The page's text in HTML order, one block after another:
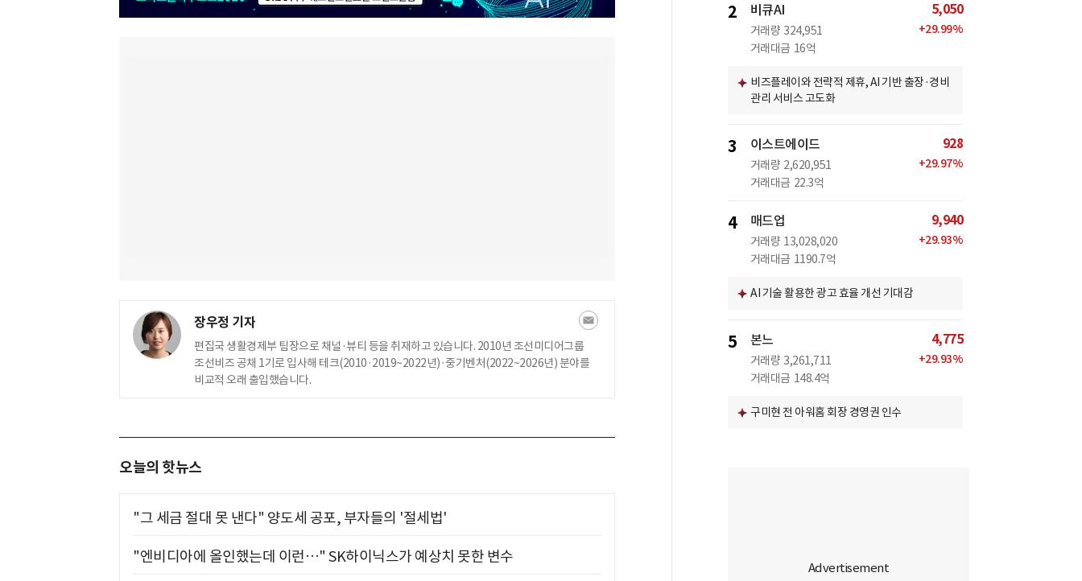
장우정 기자
편집국 생활경제부 팀장으로 채널·뷰티 등을 취재하고 있습니다. 2010년 조선미디어그룹
조선비즈 공채 1기로 입사해 테크(2010·2019~2022년)·중기벤처(2022~2026년) 분야를
비교적 오래 출입했습니다.
오늘의 핫뉴스
"그 세금 절대 못 낸다" 양도세 공포, 부자들의 '절세법'
"엔비디아에 올인했는데 이런…" SK하이닉스가 예상치 못한 변수
2 비큐AI
거래량 324,951
거래대금 16억
5,050
+29.99%
비즈플레이와 전략적 제휴, AI 기반 출장·경비
관리 서비스 고도화
3 이스트에이드
거래량 2,620,951
거래대금 22.3억
928
+29.97%
4 매드업
거래량 13,028,020
거래대금 1190.7억
9,940
+29.93%
AI 기술 활용한 광고 효율 개선 기대감
5 본느
거래량 3,261,711
거래대금 148.4억
4,775
+29.93%
구미현 전 아워홈 회장 경영권 인수